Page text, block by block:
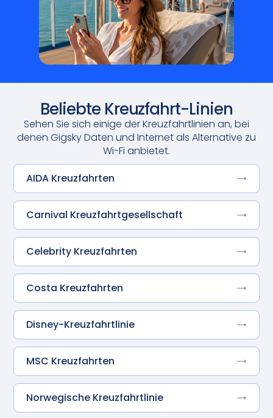
Beliebte Kreuzfahrt-Linien
Sehen Sie sich einige der Kreuzfahrtlinien an, bei
denen Gigsky Daten und Internet als Alternative zu
Wi-Fi anbietet.
AIDA Kreuzfahrten
Carnival Kreuzfahrtgesellschaft
Celebrity Kreuzfahrten
Costa Kreuzfahrten
Disney-Kreuzfahrtlinie
MSC Kreuzfahrten
Norwegische Kreuzfahrtlinie